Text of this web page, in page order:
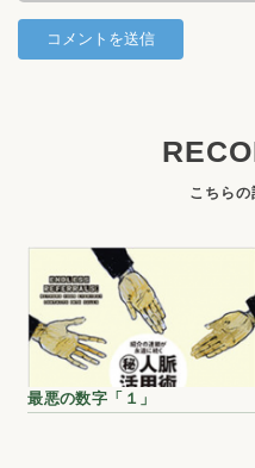
最悪の数字「１」